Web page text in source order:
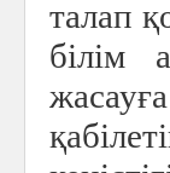
талап
білім